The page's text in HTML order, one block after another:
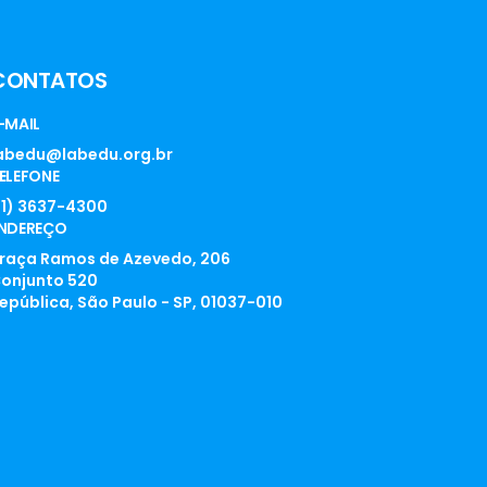
MAIL
3637-4300
Ramos de Azevedo, 206
520
São Paulo - SP, 01037-010